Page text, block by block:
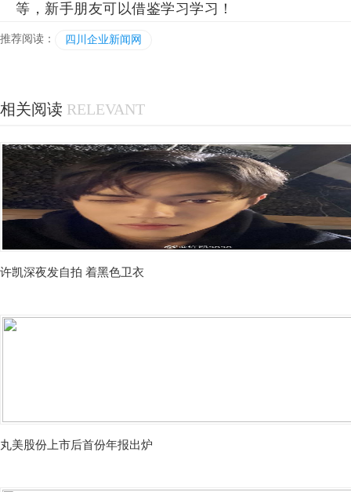
等，新手朋友可以借鉴学习学习！
推荐阅读： 四川企业新闻网
相关阅读 RELEVANT
许凯深夜发自拍 着黑色卫衣
丸美股份上市后首份年报出炉